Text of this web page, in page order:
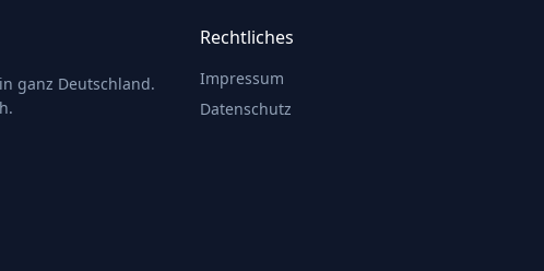
ganz Deutschland.
Rechtliches
Impressum
Datenschutz